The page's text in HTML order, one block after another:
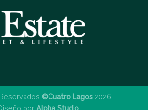
©Cuatro Lagos 2026
por Alpha Studio